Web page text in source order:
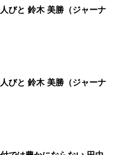
びと 鈴木 美勝（ジャーナ
びと 鈴木 美勝（ジャーナ